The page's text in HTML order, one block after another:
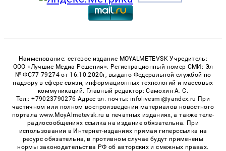
Наименование: сетевое издание MOYALMETEVSK Учредитель:
ООО «Лучшие Медиа Решения». Регистрационный номер СМИ: Эл
№ ФС77-79274 от 16.10.2020г, выдано Федеральной службой по
надзору в сфере связи, информационных технологий и массовых
коммуникаций. Главный редактор: Самохин А. С.
Тел.: +79023790276 Адрес эл. почты: infolivesmi@yandex.ru При
частичном или полном воспроизведении материалов новостного
портала www.MoyAlmetevsk.ru в печатных изданиях, а также теле-
радиосообщениях ссылка на издание обязательна. При
использовании в Интернет-изданиях прямая гиперссылка на
ресурс обязательна, в противном случае будут применены
нормы законодательства РФ об авторских и смежных правах.